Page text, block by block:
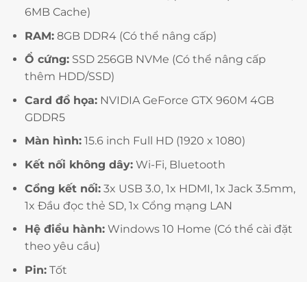
6MB Cache)
RAM:8GB DDR4 (Có thể nâng cấp)
Ổ cứng:SSD 256GB NVMe (Có thể nâng cấp
thêm HDD/SSD)
Card đồ họa:NVIDIA GeForce GTX 960M 4GB
GDDR5
Màn hình:15.6 inch Full HD (1920 x 1080)
Kết nối không dây:Wi-Fi, Bluetooth
Cổng kết nối:3x USB 3.0, 1x HDMI, 1x Jack 3.5mm,
1x Đầu đọc thẻ SD, 1x Cổng mạng LAN
Hệ điều hành:Windows 10 Home (Có thể cài đặt
theo yêu cầu)
Pin:Tốt